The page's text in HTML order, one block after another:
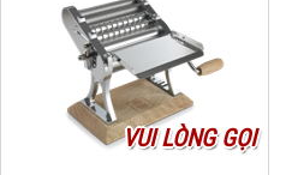
VUI LÒNG GỌI